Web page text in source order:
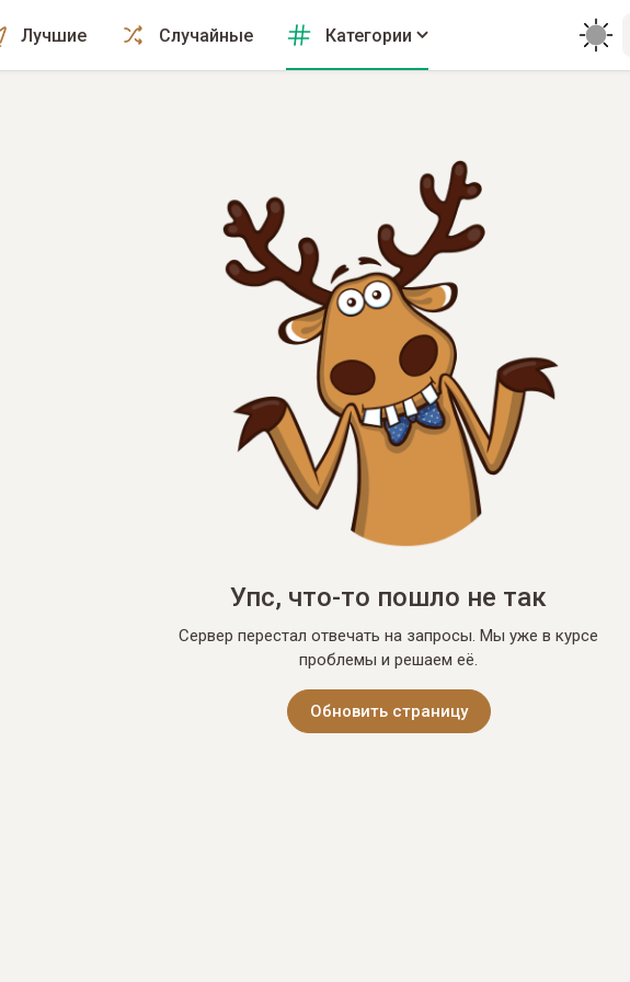
Лучшие Случайные Категории
Упс, что-то пошло не так
Сервер перестал отвечать на запросы. Мы уже в курсе
проблемы и решаем её.
Обновить страницу